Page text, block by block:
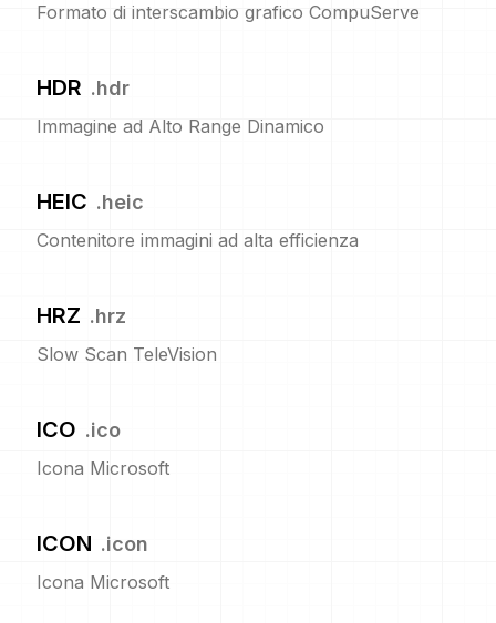
Formato di interscambio grafico CompuServe
HDR .hdr
Immagine ad Alto Range Dinamico
HEIC .heic
Contenitore immagini ad alta efficienza
HRZ .hrz
Slow Scan TeleVision
ICO .ico
Icona Microsoft
ICON .icon
Icona Microsoft